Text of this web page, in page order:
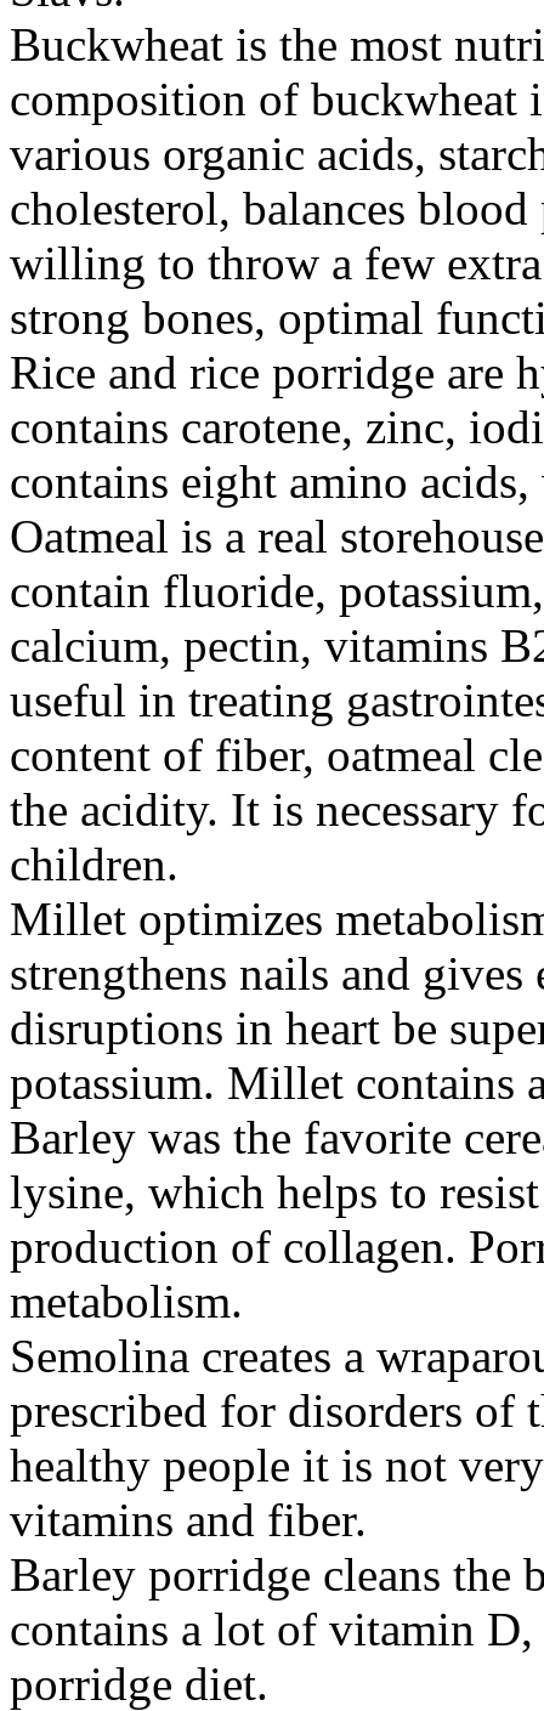
Buckwheat is the most
composition of buckwheat
various organic acids,
cholesterol, balances
willing to throw a few
strong bones, optimal
Rice and rice porridge are
contains carotene, zinc,
contains eight amino
Oatmeal is a real
contain fluoride,
calcium, pectin, vitamins
useful in treating
content of fiber, oatmeal
the acidity. It is necessary
children.
Millet optimizes
strengthens nails and
disruptions in heart be
potassium. Millet contains
Barley was the favorite
lysine, which helps to
production of collagen.
metabolism.
Semolina creates a
prescribed for disorders of
healthy people it is not
vitamins and fiber.
Barley porridge cleans the
contains a lot of vitamin
porridge diet.